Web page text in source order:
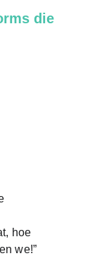
die
hoe
we!”